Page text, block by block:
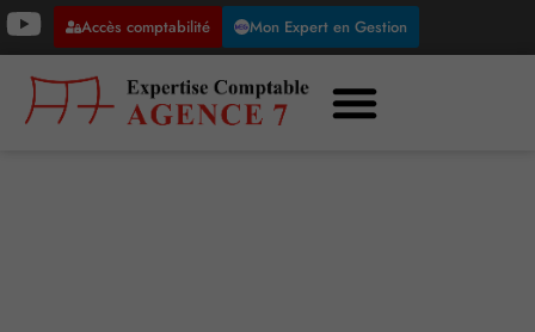
Accès comptabilité Mon Expert en Gestion